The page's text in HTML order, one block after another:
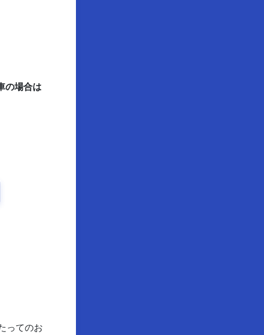
の場合は
ってのお